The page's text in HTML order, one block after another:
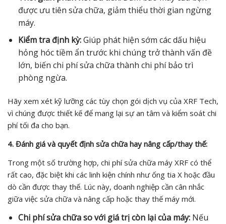
được ưu tiên sửa chữa, giảm thiểu thời gian ngừng
máy.
Kiểm tra định kỳ:Giúp phát hiện sớm các dấu hiệu
hỏng hóc tiềm ẩn trước khi chúng trở thành vấn đề
lớn, biến chi phí sửa chữa thành chi phí bảo trì
phòng ngừa.
Hãy xem xét kỹ lưỡng các tùy chọn gói dịch vụ của XRF Tech,
vì chúng được thiết kế để mang lại sự an tâm và kiểm soát chi
phí tối đa cho bạn.
4. Đánh giá và quyết định sửa chữa hay nâng cấp/thay thế:
Trong một số trường hợp, chi phí sửa chữa máy XRF có thể
rất cao, đặc biệt khi các linh kiện chính như ống tia X hoặc đầu
dò cần được thay thế. Lúc này, doanh nghiệp cần cân nhắc
giữa việc sửa chữa và nâng cấp hoặc thay thế máy mới.
Chi phí sửa chữa so với giá trị còn lại của máy:Nếu